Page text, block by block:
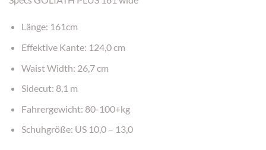
Länge: 161cm
Effektive Kante: 124,0 cm
Waist Width: 26,7 cm
Sidecut: 8,1 m
Fahrergewicht: 80-100+kg
Schuhgröße: US 10,0 – 13,0